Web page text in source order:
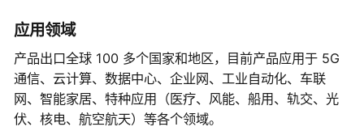
应用领域
产品出口全球 100 多个国家和地区，目前产品应用于 5G
通信、云计算、数据中心、企业网、工业自动化、车联
网、智能家居、特种应用（医疗、风能、船用、轨交、光
伏、核电、航空航天）等各个领域。